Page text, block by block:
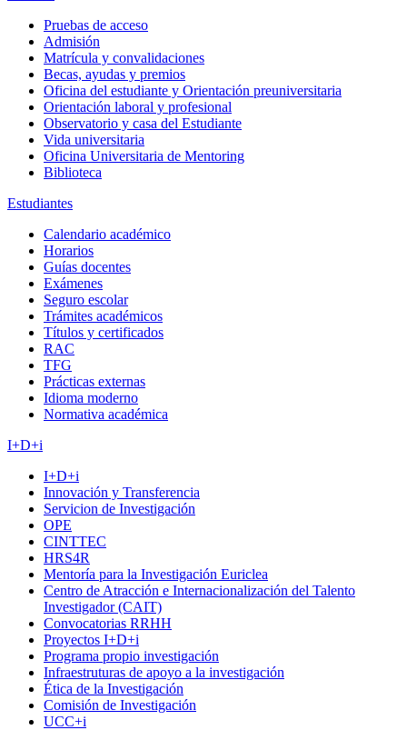
Pruebas de acceso
Admisión
Matrícula y convalidaciones
Becas, ayudas y premios
Oficina del estudiante y Orientación preuniversitaria
Orientación laboral y profesional
Observatorio y casa del Estudiante
Vida universitaria
Oficina Universitaria de Mentoring
Biblioteca
Estudiantes
Calendario académico
Horarios
Guías docentes
Exámenes
Seguro escolar
Trámites académicos
Títulos y certificados
RAC
TFG
Prácticas externas
Idioma moderno
Normativa académica
I+D+i
I+D+i
Innovación y Transferencia
Servicion de Investigación
OPE
CINTTEC
HRS4R
Mentoría para la Investigación Euriclea
Centro de Atracción e Internacionalización del Talento
Investigador (CAIT)
Convocatorias RRHH
Proyectos I+D+i
Programa propio investigación
Infraestruturas de apoyo a la investigación
Ética de la Investigación
Comisión de Investigación
UCC+i